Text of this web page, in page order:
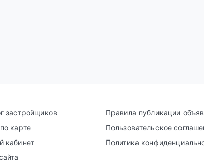
застройщиков
карте
кабинет
Правила публикации
Пользовательское
Политика